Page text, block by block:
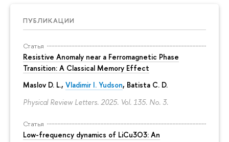
ПУБЛИКАЦИИ
Статья
Resistive Anomaly near a Ferromagnetic Phase
Transition: A Classical Memory Effect
Maslov D. L., Vladimir I. Yudson, Batista C. D.
Physical Review Letters. 2025. Vol. 135. No. 3.
Статья
Low-frequency dynamics of LiCu3⁢O3: An